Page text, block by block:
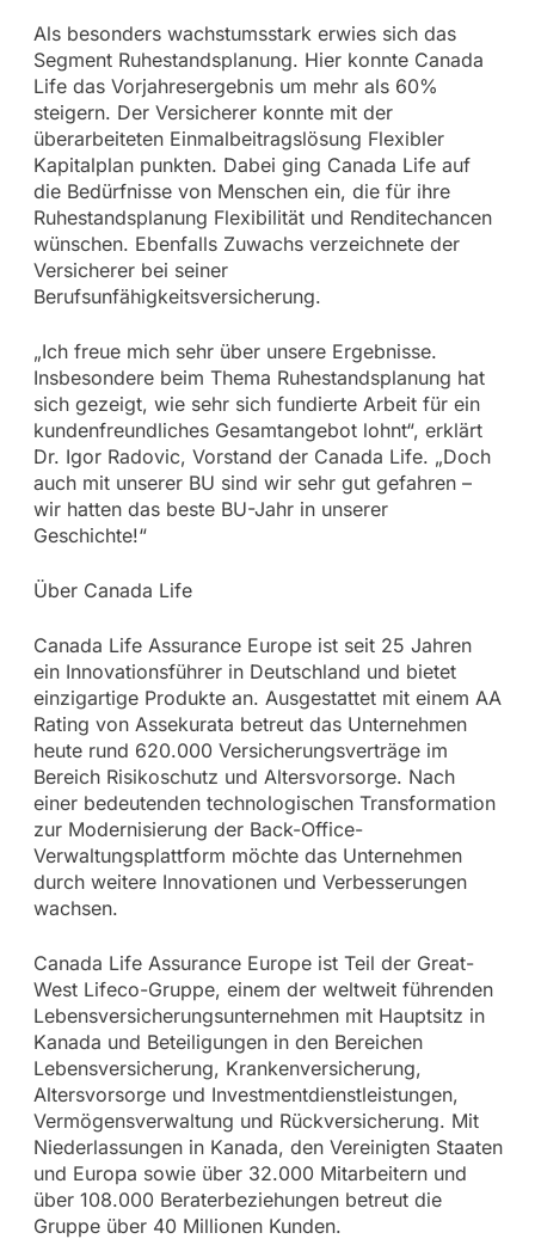
Als besonders wachstumsstark erwies sich das
Segment Ruhestandsplanung. Hier konnte Canada
Life das Vorjahresergebnis um mehr als 60%
steigern. Der Versicherer konnte mit der
überarbeiteten Einmalbeitragslösung Flexibler
Kapitalplan punkten. Dabei ging Canada Life auf
die Bedürfnisse von Menschen ein, die für ihre
Ruhestandsplanung Flexibilität und Renditechancen
wünschen. Ebenfalls Zuwachs verzeichnete der
Versicherer bei seiner
Berufsunfähigkeitsversicherung.
„Ich freue mich sehr über unsere Ergebnisse.
Insbesondere beim Thema Ruhestandsplanung hat
sich gezeigt, wie sehr sich fundierte Arbeit für ein
kundenfreundliches Gesamtangebot lohnt“, erklärt
Dr. Igor Radovic, Vorstand der Canada Life. „Doch
auch mit unserer BU sind wir sehr gut gefahren –
wir hatten das beste BU-Jahr in unserer
Geschichte!“
Über Canada Life
Canada Life Assurance Europe ist seit 25 Jahren
ein Innovationsführer in Deutschland und bietet
einzigartige Produkte an. Ausgestattet mit einem AA
Rating von Assekurata betreut das Unternehmen
heute rund 620.000 Versicherungsverträge im
Bereich Risikoschutz und Altersvorsorge. Nach
einer bedeutenden technologischen Transformation
zur Modernisierung der Back-Office-
Verwaltungsplattform möchte das Unternehmen
durch weitere Innovationen und Verbesserungen
wachsen.
Canada Life Assurance Europe ist Teil der Great-
West Lifeco-Gruppe, einem der weltweit führenden
Lebensversicherungsunternehmen mit Hauptsitz in
Kanada und Beteiligungen in den Bereichen
Lebensversicherung, Krankenversicherung,
Altersvorsorge und Investmentdienstleistungen,
Vermögensverwaltung und Rückversicherung. Mit
Niederlassungen in Kanada, den Vereinigten Staaten
und Europa sowie über 32.000 Mitarbeitern und
über 108.000 Beraterbeziehungen betreut die
Gruppe über 40 Millionen Kunden.